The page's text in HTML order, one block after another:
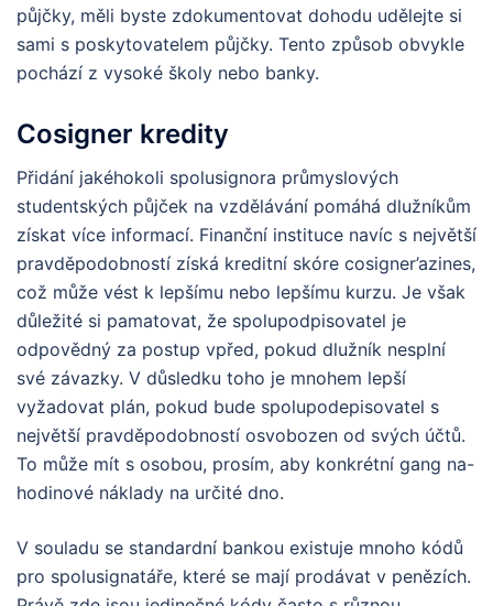
půjčky, měli byste zdokumentovat dohodu udělejte si
sami s poskytovatelem půjčky. Tento způsob obvykle
pochází z vysoké školy nebo banky.
Cosigner kredity
Přidání jakéhokoli spolusignora průmyslových
studentských půjček na vzdělávání pomáhá dlužníkům
získat více informací. Finanční instituce navíc s největší
pravděpodobností získá kreditní skóre cosigner’azines,
což může vést k lepšímu nebo lepšímu kurzu. Je však
důležité si pamatovat, že spolupodpisovatel je
odpovědný za postup vpřed, pokud dlužník nesplní
své závazky. V důsledku toho je mnohem lepší
vyžadovat plán, pokud bude spolupodepisovatel s
největší pravděpodobností osvobozen od svých účtů.
To může mít s osobou, prosím, aby konkrétní gang na-
hodinové náklady na určité dno.
V souladu se standardní bankou existuje mnoho kódů
pro spolusignatáře, které se mají prodávat v penězích.